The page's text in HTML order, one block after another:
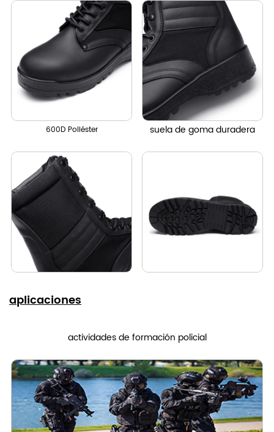
600D Poliéster suela de goma duradera
aplicaciones
actividades de formación policial